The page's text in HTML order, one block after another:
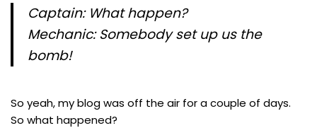
Captain: What happen?
Mechanic: Somebody set up us the
bomb!
So yeah, my blog was off the air for a couple of days.
So what happened?